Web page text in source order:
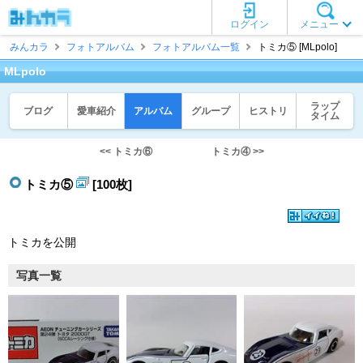
メニュー
ログイン
みんカラ
フォトアルバム フォトアルバム一覧 トミカ⑤ [MLpolo]
MLpolo
ブログ 愛車紹介 アルバム グループ ヒストリ
ラップ
タイム
<< トミカ⑥ トミカ④ >>
トミカ⑤ [100枚]
トミカを公開
写真一覧